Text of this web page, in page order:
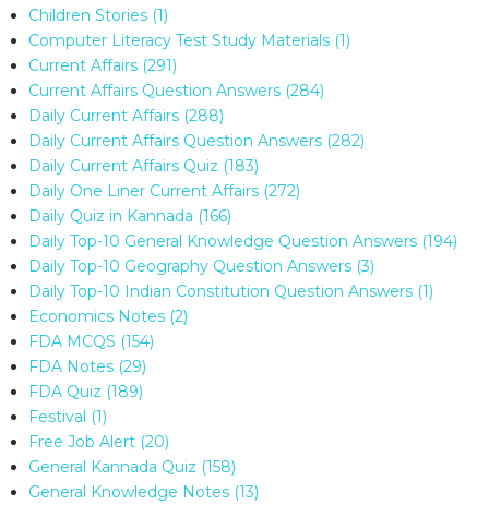
Children Stories (1)
Computer Literacy Test Study Materials (1)
Current Affairs (291)
Current Affairs Question Answers (284)
Daily Current Affairs (288)
Daily Current Affairs Question Answers (282)
Daily Current Affairs Quiz (183)
Daily One Liner Current Affairs (272)
Daily Quiz in Kannada (166)
Daily Top-10 General Knowledge Question Answers (194)
Daily Top-10 Geography Question Answers (3)
Daily Top-10 Indian Constitution Question Answers (1)
Economics Notes (2)
FDA MCQS (154)
FDA Notes (29)
FDA Quiz (189)
Festival (1)
Free Job Alert (20)
General Kannada Quiz (158)
General Knowledge Notes (13)